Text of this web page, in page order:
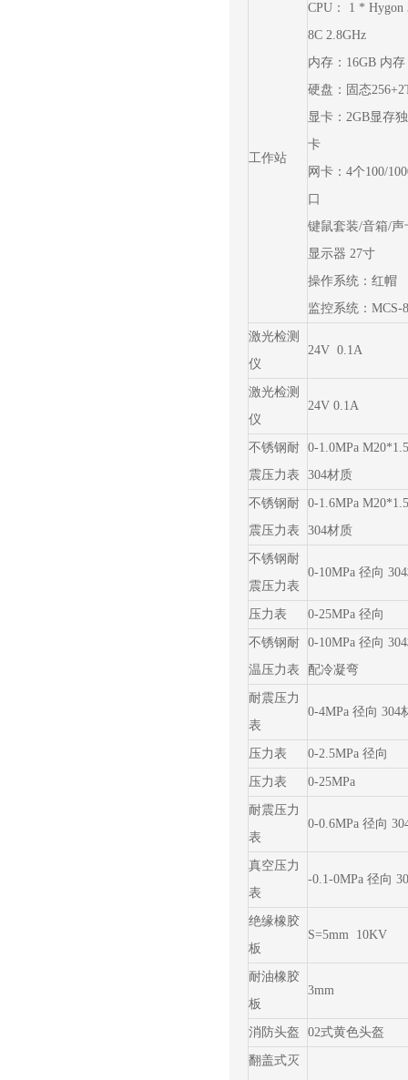
工作站
CPU： 1 * Hygon
8C 2.8GHz
内存：16GB 内存
硬盘：固态
显卡：2GB显存
卡
网卡：4个100/
口
键鼠套装/音箱/声
显示器 27寸
操作系统：红帽
监控系统：MCS-
激光检测
仪
24V 0.1A
激光检测
仪
24V 0.1A
不锈钢耐
震压力表
0-1.0MPa
304材质
不锈钢耐
震压力表
0-1.6MPa
304材质
不锈钢耐
震压力表
0-10MPa 径向
压力表 0-25MPa 径向
不锈钢耐
温压力表
0-10MPa 径向
配冷凝弯
耐震压力
表
0-4MPa 径向 304
压力表 0-2.5MPa 径向
压力表 0-25MPa
耐震压力
表
0-0.6MPa 径向
真空压力
表
-0.1-0MPa 径向
绝缘橡胶
板
S=5mm 10KV
耐油橡胶
板
3mm
消防头盔 02式黄色头盔
翻盖式灭